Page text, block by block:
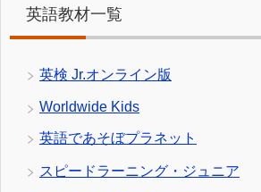
英語教材一覧
英検 Jr.オンライン版
Worldwide Kids
英語であそぼプラネット
スピードラーニング・ジュニア